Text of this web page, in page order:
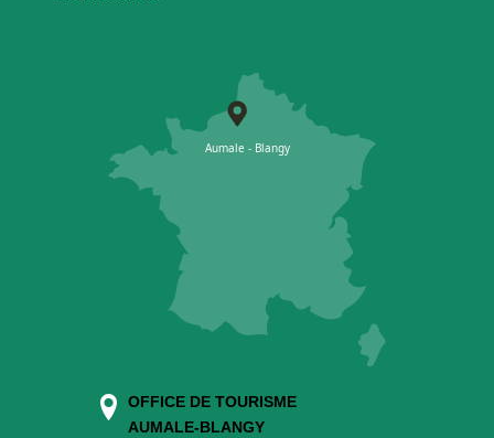
OFFICE DE TOURISME
AUMALE-BLANGY